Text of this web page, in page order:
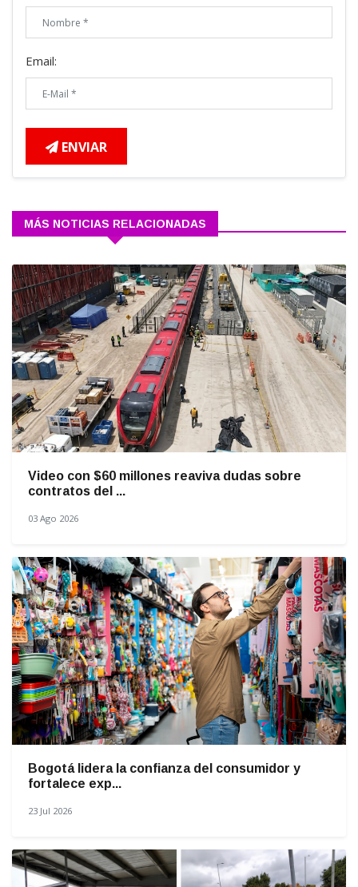
Email:
ENVIAR
MÁS NOTICIAS RELACIONADAS
Video con $60 millones reaviva dudas sobre
contratos del ...
03 Ago 2026
Bogotá lidera la confianza del consumidor y
fortalece exp...
23 Jul 2026